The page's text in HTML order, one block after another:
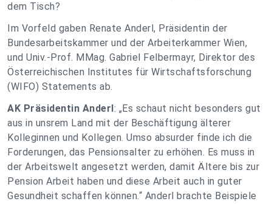
dem Tisch?
Im Vorfeld gaben Renate Anderl, Präsidentin der
Bundesarbeitskammer und der Arbeiterkammer Wien,
und Univ.-Prof. MMag. Gabriel Felbermayr, Direktor des
Österreichischen Institutes für Wirtschaftsforschung
(WIFO) Statements ab.
AK Präsidentin Anderl: „Es schaut nicht besonders gut
aus in unsrem Land mit der Beschäftigung älterer
Kolleginnen und Kollegen. Umso absurder finde ich die
Forderungen, das Pensionsalter zu erhöhen. Es muss in
der Arbeitswelt angesetzt werden, damit Ältere bis zur
Pension Arbeit haben und diese Arbeit auch in guter
Gesundheit schaffen können.“ Anderl brachte Beispiele